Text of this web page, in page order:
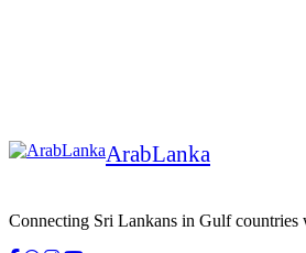
ArabLanka
Connecting Sri Lankans in Gulf countries